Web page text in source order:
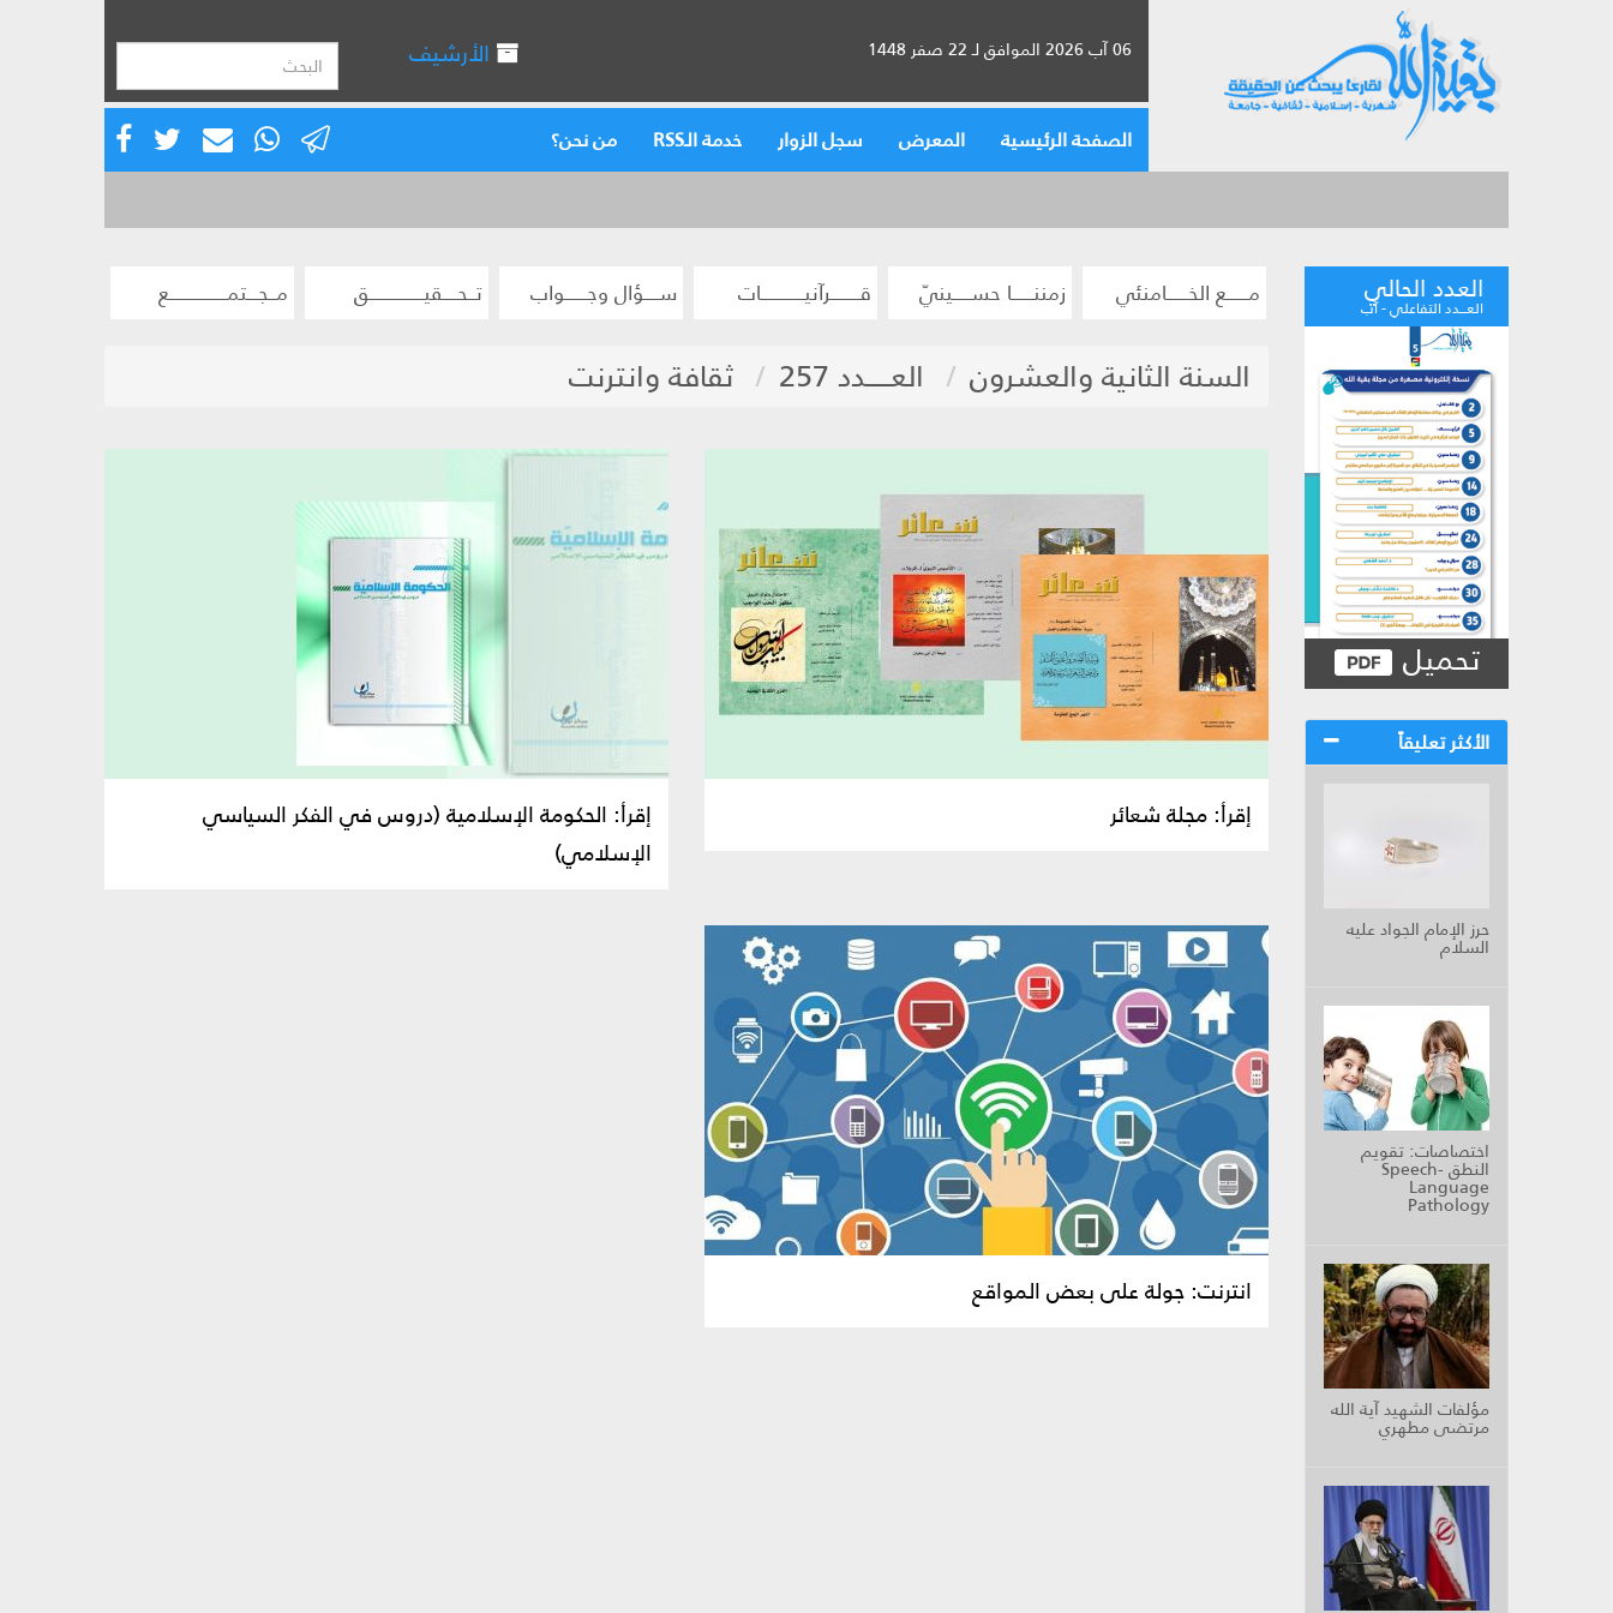
06 آب 2026 الموافق لـ 22 صفر 1448 الأرشيف
الصفحة الرئيسية المعرض سجل الزوار خدمة الـRSS من نحن؟
العدد الحالي
العـــدد التفاعلي - آب
تحميل
الأكثر تعليقاً
حرز الإمام الجواد عليه
السلام
اختصاصات: تقويم
النطق Speech-
Language
Pathology
مؤلفات الشهيد آية الله
مرتضى مطهري
مــــــع الخــــــامنئي زمننــــــا حســـــينيّ قــــــــرآنيــــــــــــات ســــؤال وجــــــواب تــحــــقيـــــــــــــــق مــجـــتمــــــــــــــــع
السنة الثانية والعشرون العـــــدد 257 ثقافة وانترنت
إقرأ: مجلة شعائر
إقرأ: الحكومة الإسلامية (دروس في الفكر السياسي
الإسلامي)
انترنت: جولة على بعض المواقع